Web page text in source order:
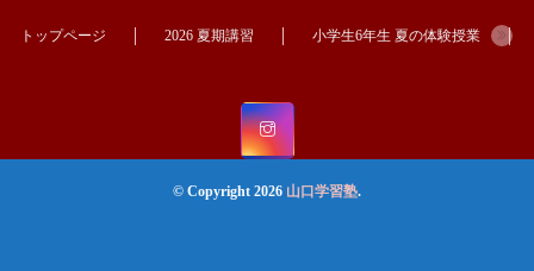
トップページ 2026 夏期講習 小学生6年生 夏の体験授業
© Copyright 2026 山口学習塾.